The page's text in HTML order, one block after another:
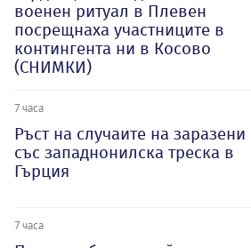
военен ритуал в Плевен
посрещнаха участниците в
контингента ни в Косово
(СНИМКИ)
7 часа
Ръст на случаите на заразени
със западнонилска треска в
Гърция
7 часа